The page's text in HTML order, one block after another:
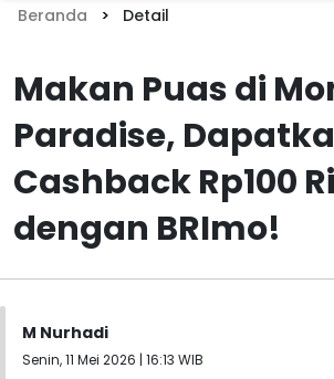
Beranda Detail
Makan Puas di
Paradise,
Cashback Rp100
dengan BRImo!
M Nurhadi
Senin, 11 Mei 2026 | 16:13 WIB